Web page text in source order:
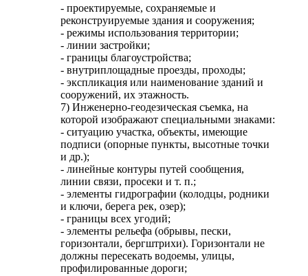
- проектируемые, сохраняемые и
реконструируемые здания и сооружения;
- режимы использования территории;
- линии застройки;
- границы благоустройства;
- внутриплощадные проезды, проходы;
- экспликация или наименование зданий и
сооружений, их этажность.
7) Инженерно-геодезическая съемка, на
которой изображают специальными знаками:
- ситуацию участка, объекты, имеющие
подписи (опорные пункты, высотные точки
и др.);
- линейные контуры путей сообщения,
линии связи, просеки и т. п.;
- элементы гидрографии (колодцы, родники
и ключи, берега рек, озер);
- границы всех угодий;
- элементы рельефа (обрывы, пески,
горизонтали, бергштрихи). Горизонтали не
должны пересекать водоемы, улицы,
профилированные дороги;